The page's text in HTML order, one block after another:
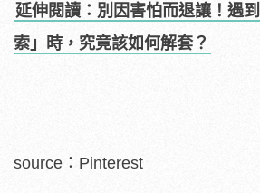
延伸閱讀：別因害怕而退讓！遇
索」時，究竟該如何解套？
source：Pinterest